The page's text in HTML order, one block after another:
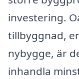
investering.
tillbyggnad,
nybygge, är
inhandla